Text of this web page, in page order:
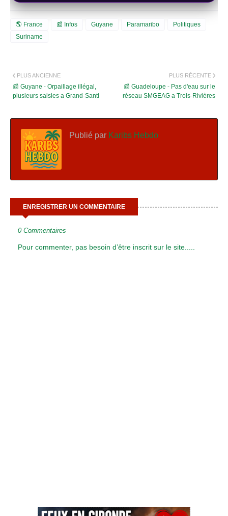
🌎 France 📰 Infos Guyane Paramaribo
Politiques
Suriname
PLUS RÉCENTE
📰 Guadeloupe - Pas d'eau sur le
réseau SMGEAG a Trois-Rivières
PLUS ANCIENNE
📰 Guyane - Orpaillage illégal,
plusieurs saisies a Grand-Santi
Publié par Karibs Hebdo
ENREGISTRER UN COMMENTAIRE
0 Commentaires
Pour commenter, pas besoin d’être inscrit sur le site.....